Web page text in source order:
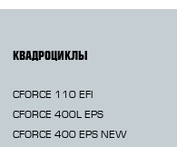
КВАДРОЦИКЛЫ
CFORCE 110 EFI
CFORCE 400L EPS
CFORCE 400 EPS NEW